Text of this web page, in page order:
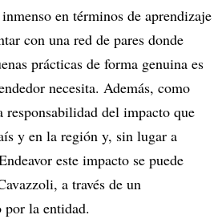
en términos de aprendizaje
con una red de pares donde
prácticas de forma genuina es
necesita. Además, como
responsabilidad del impacto que
y en la región y, sin lugar a
este impacto se puede
a través de un
la entidad.